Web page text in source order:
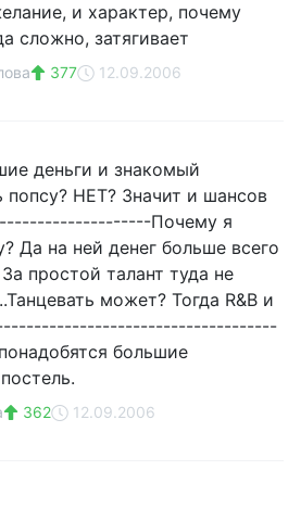
и характер, почему
сложно, затягивает
377 12.09.2006
деньги и знакомый
НЕТ? Значит и шансов
Почему я
Да на ней денег больше всего
простой талант туда не
может? Тогда R&B и
большие
362 12.09.2006